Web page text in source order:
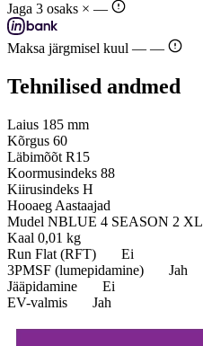
Jaga 3 osaks × —
Maksa järgmisel kuul — —
Tehnilised andmed
Laius 185 mm
Kõrgus 60
Läbimõõt R15
Koormusindeks 88
Kiirusindeks H
Hooaeg Aastaajad
Mudel NBLUE 4 SEASON 2 XL
Kaal 0,01 kg
Run Flat (RFT)
Ei
3PMSF (lumepidamine)
Jah
Jääpidamine
Ei
EV-valmis
Jah